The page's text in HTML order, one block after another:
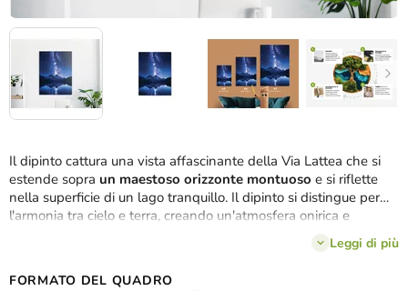
Il dipinto cattura una vista affascinante della Via Lattea che si
estende sopra un maestoso orizzonte montuoso e si riflette
nella superficie di un lago tranquillo. Il dipinto si distingue per
l'armonia tra cielo e terra, creando un'atmosfera onirica e
Leggi di più
FORMATO DEL QUADRO